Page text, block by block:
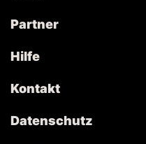
Partner
Hilfe
Kontakt
Datenschutz